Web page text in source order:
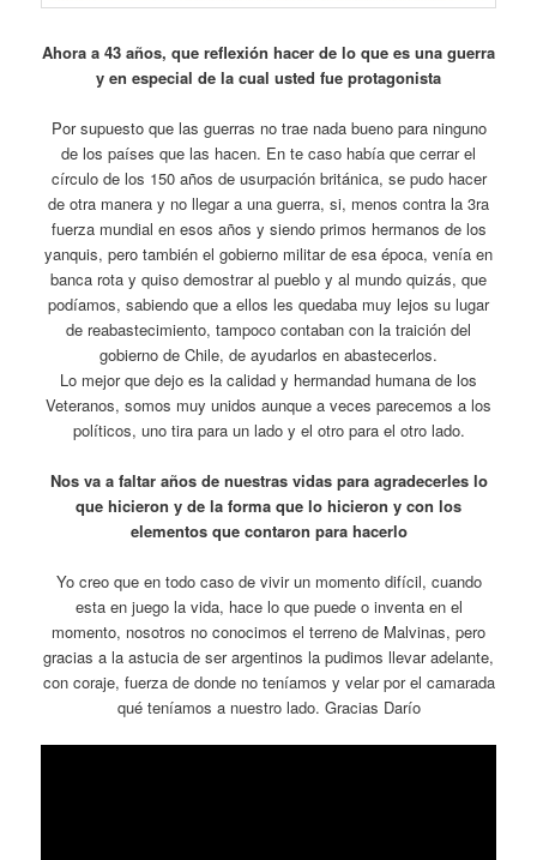
Ahora a 43 años, que reflexión hacer de lo que es una guerra
y en especial de la cual usted fue protagonista
Por supuesto que las guerras no trae nada bueno para ninguno
de los países que las hacen. En te caso había que cerrar el
círculo de los 150 años de usurpación británica, se pudo hacer
de otra manera y no llegar a una guerra, si, menos contra la 3ra
fuerza mundial en esos años y siendo primos hermanos de los
yanquis, pero también el gobierno militar de esa época, venía en
banca rota y quiso demostrar al pueblo y al mundo quizás, que
podíamos, sabiendo que a ellos les quedaba muy lejos su lugar
de reabastecimiento, tampoco contaban con la traición del
gobierno de Chile, de ayudarlos en abastecerlos.
Lo mejor que dejo es la calidad y hermandad humana de los
Veteranos, somos muy unidos aunque a veces parecemos a los
políticos, uno tira para un lado y el otro para el otro lado.
Nos va a faltar años de nuestras vidas para agradecerles lo
que hicieron y de la forma que lo hicieron y con los
elementos que contaron para hacerlo
Yo creo que en todo caso de vivir un momento difícil, cuando
esta en juego la vida, hace lo que puede o inventa en el
momento, nosotros no conocimos el terreno de Malvinas, pero
gracias a la astucia de ser argentinos la pudimos llevar adelante,
con coraje, fuerza de donde no teníamos y velar por el camarada
qué teníamos a nuestro lado. Gracias Darío